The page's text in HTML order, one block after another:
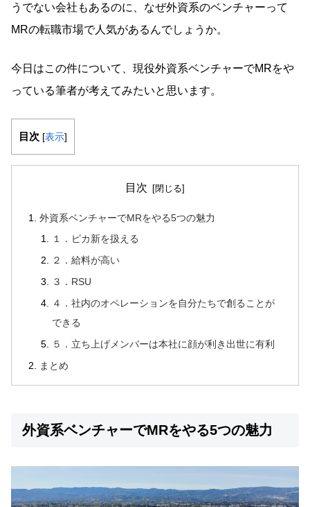
うでない会社もあるのに、なぜ外資系のベンチャーって
MRの転職市場で人気があるんでしょうか。
今日はこの件について、現役外資系ベンチャーでMRをや
っている筆者が考えてみたいと思います。
目次 [表示]
目次
外資系ベンチャーでMRをやる5つの魅力
１．ピカ新を扱える
２．給料が高い
３．RSU
４．社内のオペレーションを自分たちで創ることが
できる
５．立ち上げメンバーは本社に顔が利き出世に有利
まとめ
外資系ベンチャーでMRをやる5つの魅力